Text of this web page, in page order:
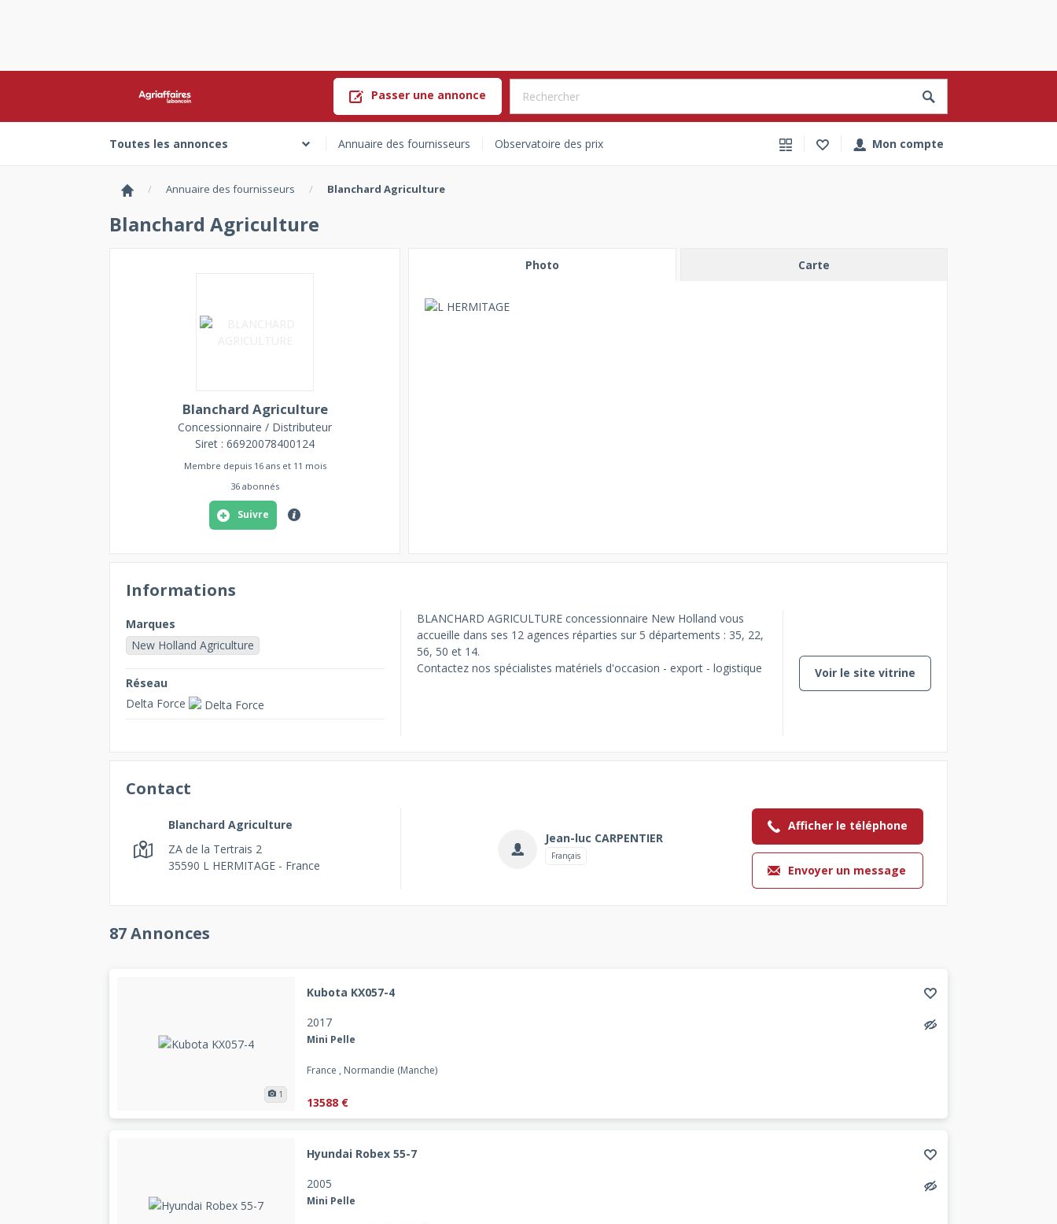
Passer une annonce
Toutes les annonces Annuaire des fournisseurs Observatoire des prix Mon compte
Annuaire des fournisseurs Blanchard Agriculture
Blanchard Agriculture
Photo Carte
Blanchard Agriculture
Concessionnaire / Distributeur
Siret : 66920078400124
Membre depuis 16 ans et 11 mois
36 abonnés
Suivre
Informations
Marques
New Holland Agriculture
Réseau
Delta Force
BLANCHARD AGRICULTURE concessionnaire New Holland vous
accueille dans ses 12 agences réparties sur 5 départements : 35, 22,
56, 50 et 14.
Contactez nos spécialistes matériels d'occasion - export - logistique
Voir le site vitrine
Contact
Blanchard Agriculture
ZA de la Tertrais 2
35590 L HERMITAGE - France
Jean-luc CARPENTIER
Français
Afficher le téléphone
Envoyer un message
87 Annonces
Kubota KX057-4
1
2017
Mini Pelle
France , Normandie (Manche)
13588 €
Hyundai Robex 55-7
2005
Mini Pelle